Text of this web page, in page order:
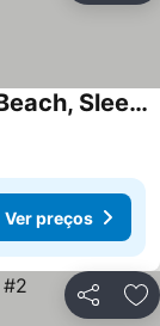
Villa With Direct Access To The Beach, Sleeps 6
Ver preços
Partilhar